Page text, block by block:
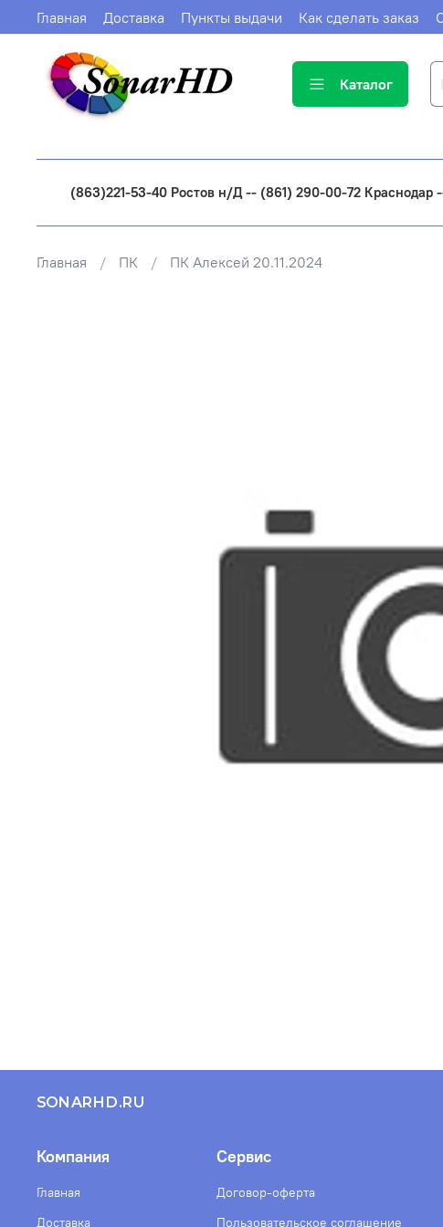
Главная Доставка Пункты выдачи Как сделать заказ
Каталог
(863)221-53-40 Ростов н/Д -- (861) 290-00-72
Главная ПК ПК Алексей 20.11.2024
SONARHD.RU
Компания
Главная
Доставка
Сервис
Договор-оферта
Пользовательское соглашение